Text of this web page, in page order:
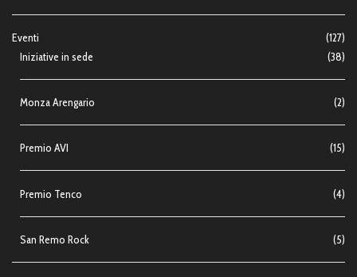
Eventi
(127)
Iniziative in sede
(38)
Monza Arengario (2)
Premio AVI (15)
Premio Tenco (4)
San Remo Rock (5)